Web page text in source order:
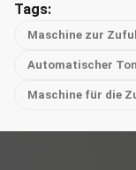
Tags:
Maschine zur
Automatischer
Maschine für die